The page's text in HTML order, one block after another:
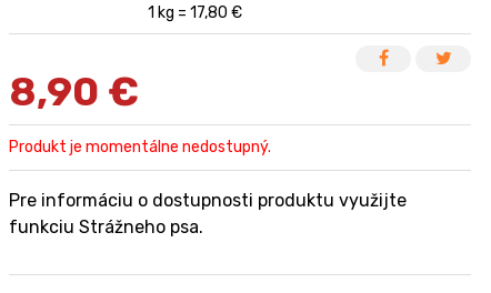
1 kg = 17,80 €
8,90 €
Produkt je momentálne nedostupný.
Pre informáciu o dostupnosti produktu využijte
funkciu Strážneho psa.